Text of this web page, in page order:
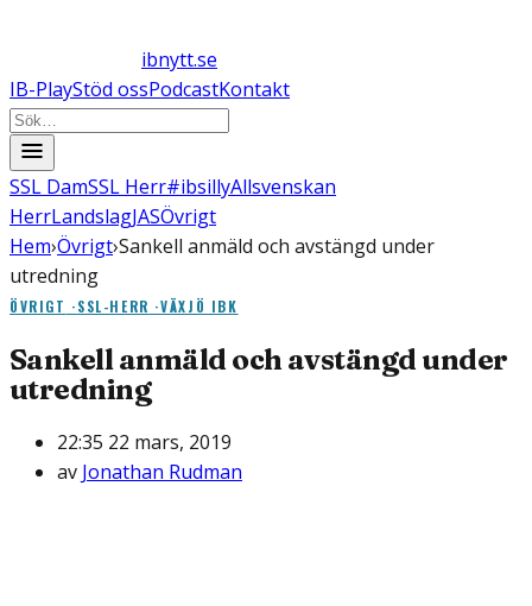
ibnytt.se
IB-PlayStöd ossPodcastKontakt
SSL DamSSL Herr#ibsillyAllsvenskan
HerrLandslagJASÖvrigt
Hem›Övrigt›Sankell anmäld och avstängd under
utredning
ÖVRIGT ·SSL-HERR ·VÄXJÖ IBK
Sankell anmäld och avstängd under
utredning
22:35 22 mars, 2019
av Jonathan Rudman